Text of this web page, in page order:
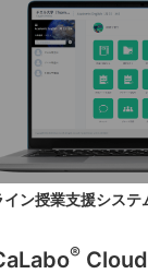
イン授業支援システ
® ︎ Cloud